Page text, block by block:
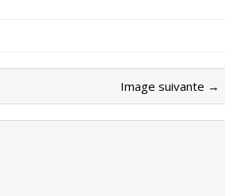
Image suivante →